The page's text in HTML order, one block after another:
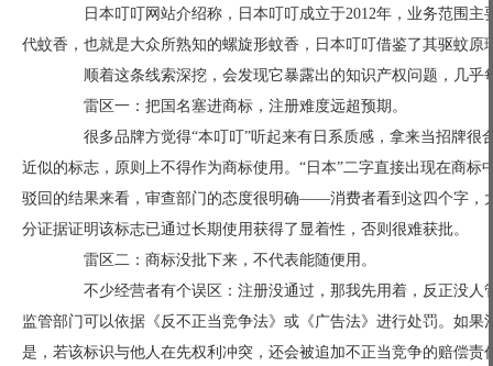
日本叮叮网站介绍称，日本叮叮成立于2012年，业务范围主
代蚊香，也就是大众所熟知的螺旋形蚊香，日本叮叮借鉴了其驱蚊原
顺着这条线索深挖，会发现它暴露出的知识产权问题，几乎
雷区一：把国名塞进商标，注册难度远超预期。
很多品牌方觉得“本叮叮”听起来有日系质感，拿来当招牌很
近似的标志，原则上不得作为商标使用。“日本”二字直接出现在商
驳回的结果来看，审查部门的态度很明确——消费者看到这四个字，
分证据证明该标志已通过长期使用获得了显着性，否则很难获批。
雷区二：商标没批下来，不代表能随便用。
不少经营者有个误区：注册没通过，那我先用着，反正没人
监管部门可以依据《反不正当竞争法》或《广告法》进行处罚。如
是，若该标识与他人在先权利冲突，还会被追加不正当竞争的赔偿责